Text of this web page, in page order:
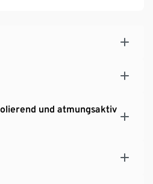
Camping oder beim
Wintersportarten
und atmungsaktiv